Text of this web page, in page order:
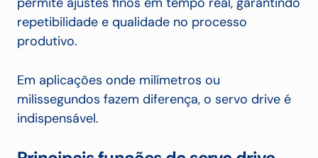
repetibilidade e qualidade no processo
produtivo.
Em aplicações onde milímetros ou
milissegundos fazem diferença, o servo drive é
indispensável.